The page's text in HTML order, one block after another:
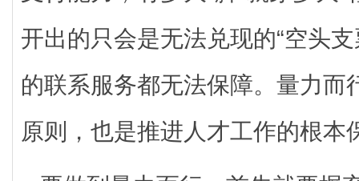
开出的只会是无法兑现的“空头
的联系服务都无法保障。量力而
原则，也是推进人才工作的根本